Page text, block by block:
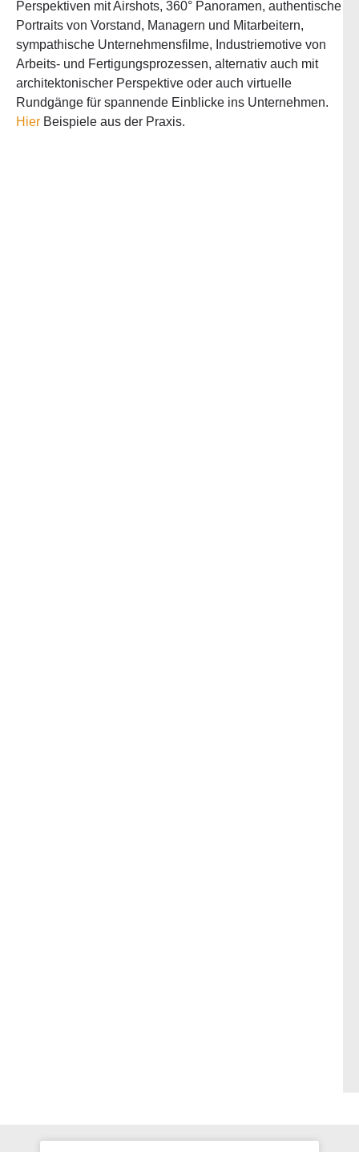
Perspektiven mit Airshots, 360° Panoramen, authentische
Portraits von Vorstand, Managern und Mitarbeitern,
sympathische Unternehmensfilme, Industriemotive von
Arbeits- und Fertigungsprozessen, alternativ auch mit
architektonischer Perspektive oder auch virtuelle
Rundgänge für spannende Einblicke ins Unternehmen.
Hier Beispiele aus der Praxis.